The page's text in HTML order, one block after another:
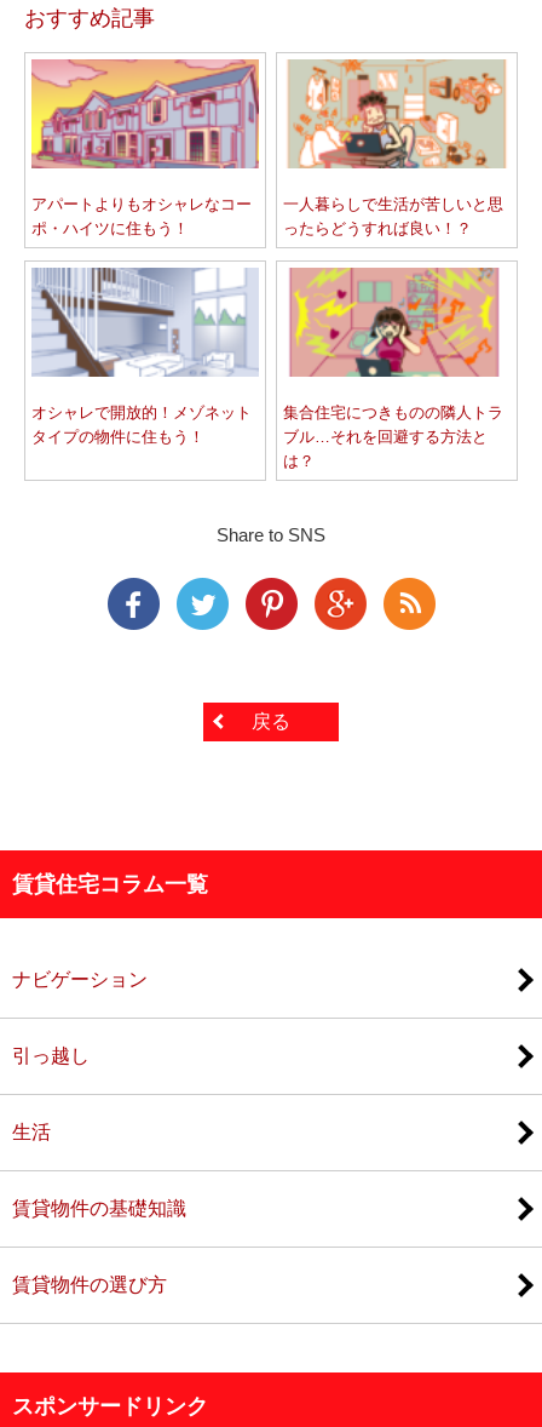
おすすめ記事
アパートよりもオシャレなコー
ポ・ハイツに住もう！
一人暮らしで生活が苦しいと思
ったらどうすれば良い！？
オシャレで開放的！メゾネット
タイプの物件に住もう！
集合住宅につきものの隣人トラ
ブル…それを回避する方法と
は？
Share to SNS
戻る
賃貸住宅コラム一覧
ナビゲーション
引っ越し
生活
賃貸物件の基礎知識
賃貸物件の選び方
スポンサードリンク